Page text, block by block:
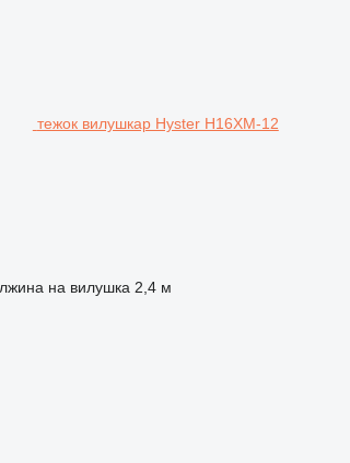
тежок вилушкар Hyster H16XM-12
на вилушка 2,4 м